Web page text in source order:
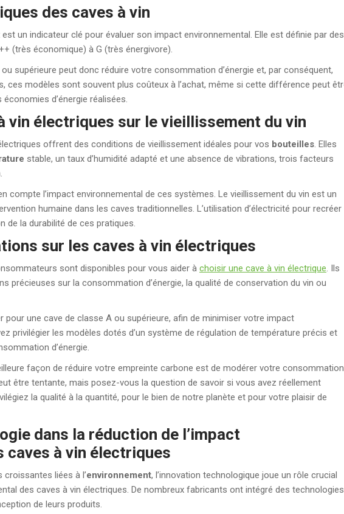
des caves à vin
est un indicateur clé pour évaluer son impact environnemental. Elle est définie par des
(très économique) à G (très énergivore).
ou supérieure peut donc réduire votre consommation d’énergie et, par conséquent,
ces modèles sont souvent plus coûteux à l’achat, même si cette différence peut
d’énergie réalisées.
vin électriques sur le vieillissement du vin
offrent des conditions de vieillissement idéales pour vos bouteilles. Elles
stable, un taux d’humidité adapté et une absence de vibrations, trois facteurs
compte l’impact environnemental de ces systèmes. Le vieillissement du vin est un
humaine dans les caves traditionnelles. L’utilisation d’électricité pour recréer
de la durabilité de ces pratiques.
sur les caves à vin électriques
sont disponibles pour vous aider à choisir une cave à vin électrique. Ils
précieuses sur la consommation d’énergie, la qualité de conservation du vin ou
pour une cave de classe A ou supérieure, afin de minimiser votre impact
privilégier les modèles dotés d’un système de régulation de température précis et
d’énergie.
façon de réduire votre empreinte carbone est de modérer votre
être tentante, mais posez-vous la question de savoir si vous avez réellement
la qualité à la quantité, pour le bien de notre planète et pour votre plaisir de
dans la réduction de l’impact
caves à vin électriques
liées à l’environnement, l’innovation technologique joue un rôle crucial
des caves à vin électriques. De nombreux fabricants ont intégré des technologies
de leurs produits.